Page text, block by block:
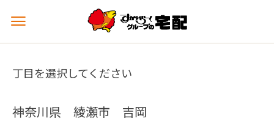
メ
ュ
を
丁目を選択してください
神奈川県 綾瀬市 吉岡